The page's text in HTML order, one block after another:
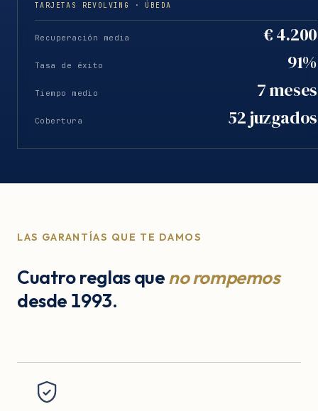
TARJETAS REVOLVING · ÚBEDA
Recuperación media € 4.200
Tasa de éxito 91%
Tiempo medio 7 meses
Cobertura 52 juzgados
LAS GARANTÍAS QUE TE DAMOS
Cuatro reglas queno rompemos
desde 1993.